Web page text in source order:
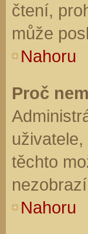
čtení,
může
Nahoru
Proč
těchto
Nahoru